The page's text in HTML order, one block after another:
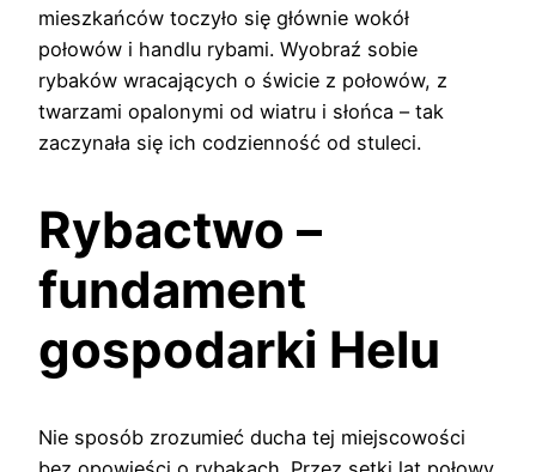
mieszkańców toczyło się głównie wokół
połowów i handlu rybami. Wyobraź sobie
rybaków wracających o świcie z połowów, z
twarzami opalonymi od wiatru i słońca – tak
zaczynała się ich codzienność od stuleci.
Rybactwo –
fundament
gospodarki Helu
Nie sposób zrozumieć ducha tej miejscowości